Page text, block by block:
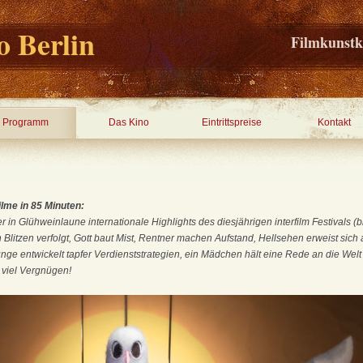
Berlin
Programm Das Kino Eintrittspreise Kontakt
in 85 Minuten:
in Glühweinlaune internationale Highlights des diesjährigen interfilm Festivals
verfolgt, Gott baut Mist, Rentner machen Aufstand, Hellsehen erweist
entwickelt tapfer Verdienststrategien, ein Mädchen hält eine Rede an die
Vergnügen!